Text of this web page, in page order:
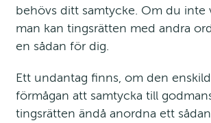
behövs ditt samtycke. Om du inte
man kan tingsrätten med andra
en sådan för dig.
Ett undantag finns, om den
förmågan att samtycka till
tingsrätten ändå anordna ett